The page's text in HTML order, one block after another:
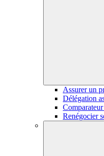
Assurer un
Délégation
Renégocier